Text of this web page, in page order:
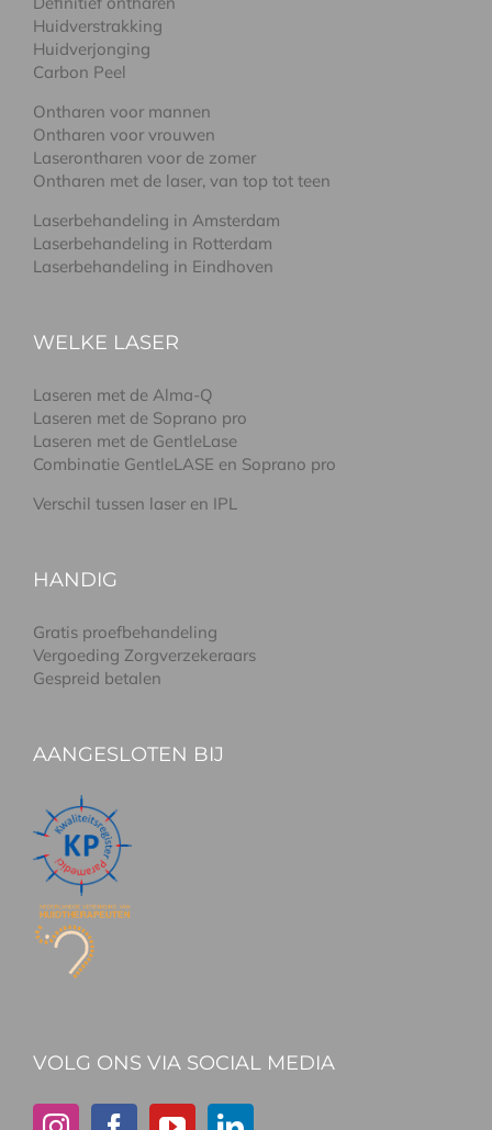
Huidverstrakking
Huidverjonging
Carbon Peel
Ontharen voor mannen
Ontharen voor vrouwen
Laserontharen voor de zomer
Ontharen met de laser, van top tot teen
Laserbehandeling in Amsterdam
Laserbehandeling in Rotterdam
Laserbehandeling in Eindhoven
WELKE LASER
Laseren met de Alma-Q
Laseren met de Soprano pro
Laseren met de GentleLase
Combinatie GentleLASE en Soprano pro
Verschil tussen laser en IPL
HANDIG
Gratis proefbehandeling
Vergoeding Zorgverzekeraars
Gespreid betalen
AANGESLOTEN BIJ
VOLG ONS VIA SOCIAL MEDIA